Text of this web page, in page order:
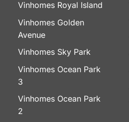
Vinhomes Royal Island
Vinhomes Golden
Avenue
Vinhomes Sky Park
Vinhomes Ocean Park
3
Vinhomes Ocean Park
2